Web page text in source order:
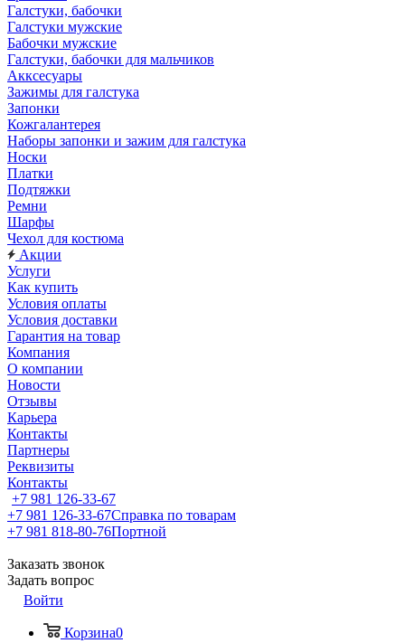
Галстуки, бабочки
Галстуки мужские
Бабочки мужские
Галстуки, бабочки для мальчиков
Акксесуары
Зажимы для галстука
Запонки
Кожгалантерея
Наборы запонки и зажим для галстука
Носки
Платки
Подтяжки
Ремни
Шарфы
Чехол для костюма
Акции
Услуги
Как купить
Условия оплаты
Условия доставки
Гарантия на товар
Компания
О компании
Новости
Отзывы
Карьера
Контакты
Партнеры
Реквизиты
Контакты
+7 981 126-33-67
+7 981 126-33-67Справка по товарам
+7 981 818-80-76Портной
Заказать звонок
Задать вопрос
Войти
Корзина0